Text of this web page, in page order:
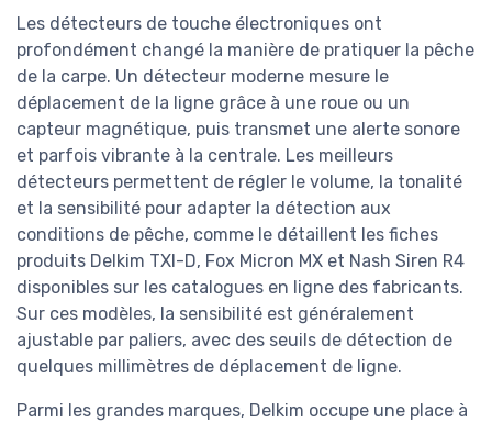
Les détecteurs de touche électroniques ont
profondément changé la manière de pratiquer la pêche
de la carpe. Un détecteur moderne mesure le
déplacement de la ligne grâce à une roue ou un
capteur magnétique, puis transmet une alerte sonore
et parfois vibrante à la centrale. Les meilleurs
détecteurs permettent de régler le volume, la tonalité
et la sensibilité pour adapter la détection aux
conditions de pêche, comme le détaillent les fiches
produits Delkim TXI-D, Fox Micron MX et Nash Siren R4
disponibles sur les catalogues en ligne des fabricants.
Sur ces modèles, la sensibilité est généralement
ajustable par paliers, avec des seuils de détection de
quelques millimètres de déplacement de ligne.
Parmi les grandes marques, Delkim occupe une place à